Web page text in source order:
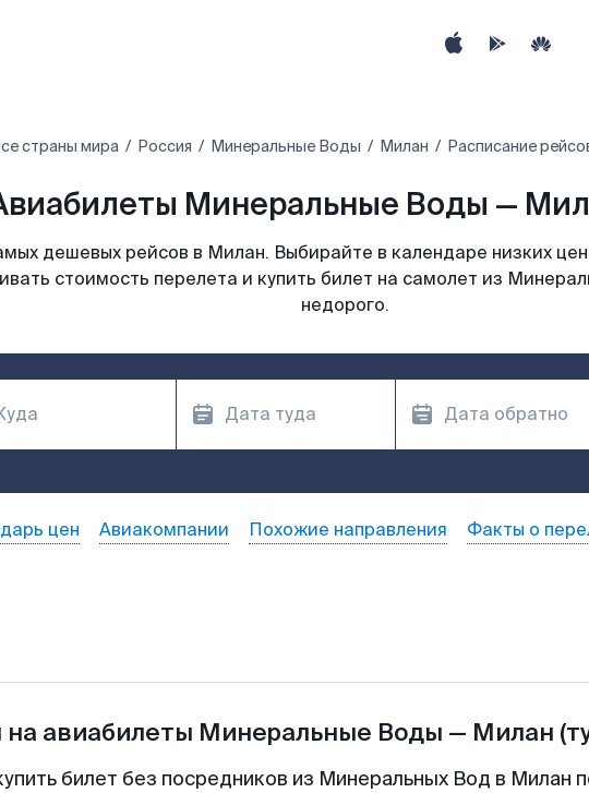
страны мира Россия Минеральные Воды Милан Расписание
Минеральные Воды —
дешевых рейсов в Милан. Выбирайте в календаре низких
стоимость перелета и купить билет на самолет из
недорого.
цен Авиакомпании Похожие направления Факты о
авиабилеты Минеральные Воды — Милан
билет без посредников из Минеральных Вод в Милан